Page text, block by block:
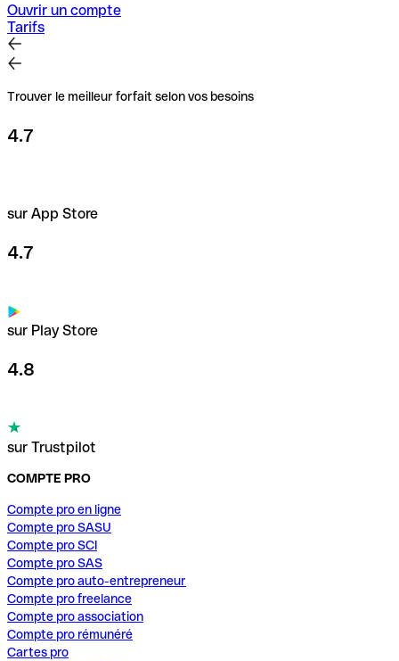
Ouvrir un compte
Tarifs
Trouver le meilleur forfait selon vos besoins
4.7
sur App Store
4.7
sur Play Store
4.8
sur Trustpilot
COMPTE PRO
Compte pro en ligne
Compte pro SASU
Compte pro SCI
Compte pro SAS
Compte pro auto-entrepreneur
Compte pro freelance
Compte pro association
Compte pro rémunéré
Cartes pro